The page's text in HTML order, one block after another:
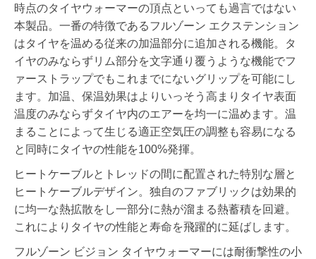
時点のタイヤウォーマーの頂点といっても過言ではない
本製品。一番の特徴であるフルゾーン エクステンション
はタイヤを温める従来の加温部分に追加される機能。タ
イヤのみならずリム部分を文字通り覆うような機能でフ
ァーストラップでもこれまでにないグリップを可能にし
ます。加温、保温効果はよりいっそう高まりタイヤ表面
温度のみならずタイヤ内のエアーを均一に温めます。温
まることによって生じる適正空気圧の調整も容易になる
と同時にタイヤの性能を100%発揮。
ヒートケーブルとトレッドの間に配置された特別な層と
ヒートケーブルデザイン。独自のファブリックは効果的
に均一な熱拡散をし一部分に熱が溜まる熱蓄積を回避。
これによりタイヤの性能と寿命を飛躍的に延ばします。
フルゾーン ビジョン タイヤウォーマーには耐衝撃性の小